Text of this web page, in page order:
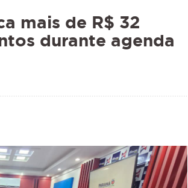
mais de R$ 32
durante agenda